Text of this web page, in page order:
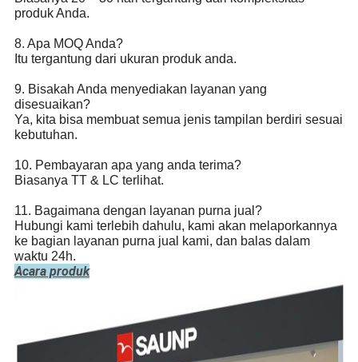
produk Anda.
8. Apa MOQ Anda?
Itu tergantung dari ukuran produk anda.
9. Bisakah Anda menyediakan layanan yang
disesuaikan?
Ya, kita bisa membuat semua jenis tampilan berdiri sesuai
kebutuhan.
10. Pembayaran apa yang anda terima?
Biasanya TT & LC terlihat.
11. Bagaimana dengan layanan purna jual?
Hubungi kami terlebih dahulu, kami akan melaporkannya
ke bagian layanan purna jual kami, dan balas dalam
waktu 24h.
Acara produk